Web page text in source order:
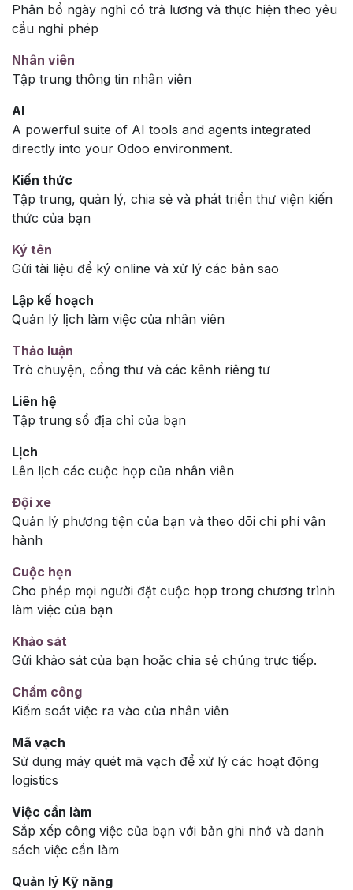
Phân bổ ngày nghỉ có trả lương và thực hiện theo yêu
cầu nghỉ phép
Nhân viên
Tập trung thông tin nhân viên
AI
A powerful suite of AI tools and agents integrated
directly into your Odoo environment.
Kiến thức
Tập trung, quản lý, chia sẻ và phát triển thư viện kiến
thức của bạn
Ký tên
Gửi tài liệu để ký online và xử lý các bản sao
Lập kế hoạch
Quản lý lịch làm việc của nhân viên
Thảo luận
Trò chuyện, cổng thư và các kênh riêng tư
Liên hệ
Tập trung sổ địa chỉ của bạn
Lịch
Lên lịch các cuộc họp của nhân viên
Đội xe
Quản lý phương tiện của bạn và theo dõi chi phí vận
hành
Cuộc hẹn
Cho phép mọi người đặt cuộc họp trong chương trình
làm việc của bạn
Khảo sát
Gửi khảo sát của bạn hoặc chia sẻ chúng trực tiếp.
Chấm công
Kiểm soát việc ra vào của nhân viên
Mã vạch
Sử dụng máy quét mã vạch để xử lý các hoạt động
logistics
Việc cần làm
Sắp xếp công việc của bạn với bản ghi nhớ và danh
sách việc cần làm
Quản lý Kỹ năng